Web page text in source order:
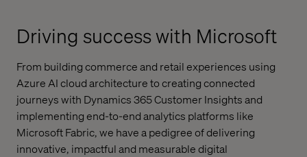
Driving success with Microsoft
From building commerce and retail experiences using
Azure AI cloud architecture to creating connected
journeys with Dynamics 365 Customer Insights and
implementing end-to-end analytics platforms like
Microsoft Fabric, we have a pedigree of delivering
innovative, impactful and measurable digital